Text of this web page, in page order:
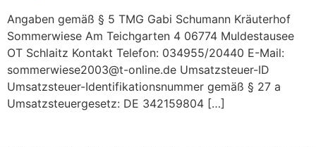
Angaben gemäß § 5 TMG Gabi Schumann Kräuterhof
Sommerwiese Am Teichgarten 4 06774 Muldestausee
OT Schlaitz Kontakt Telefon: 034955/20440 E-Mail:
sommerwiese2003@t-online.de Umsatzsteuer-ID
Umsatzsteuer-Identifikationsnummer gemäß § 27 a
Umsatzsteuergesetz: DE 342159804 […]